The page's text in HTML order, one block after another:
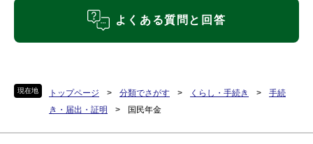
現在地 トップページ > 分類でさがす > くらし・手続き >
手続
き・届出・証明
> 国民年金
よくある質問と回答